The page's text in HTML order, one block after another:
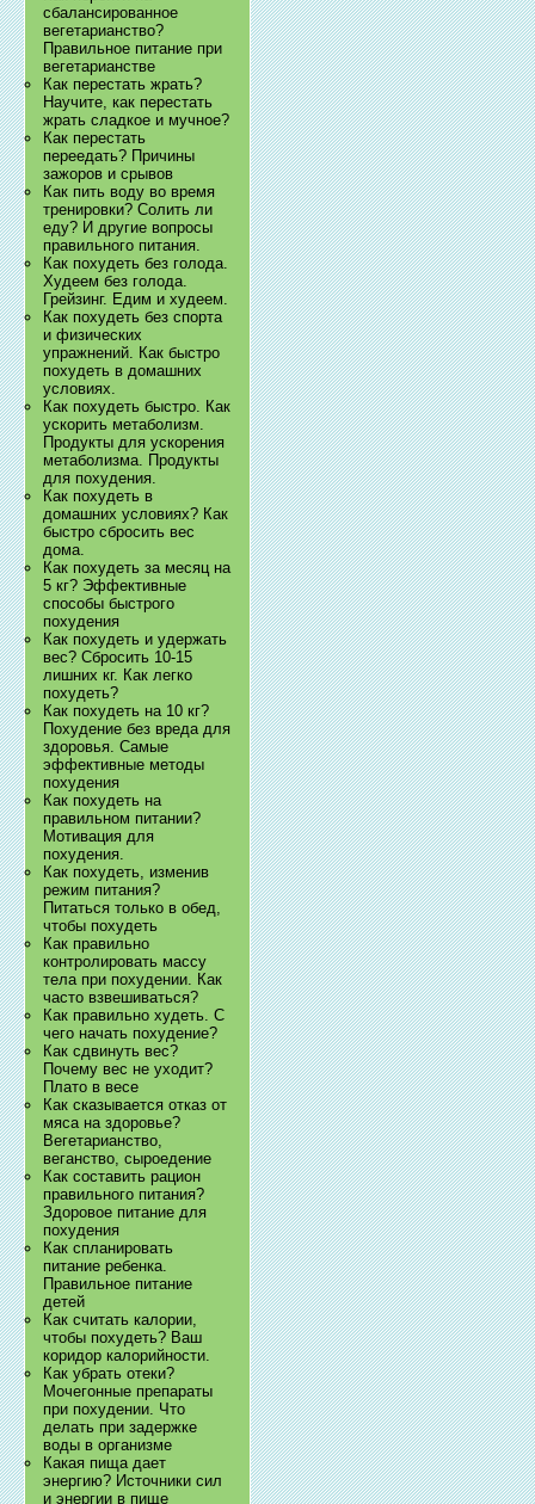
сбалансированное
вегетарианство?
Правильное питание при
вегетарианстве
Как перестать жрать?
Научите, как перестать
жрать сладкое и мучное?
Как перестать
переедать? Причины
зажоров и срывов
Как пить воду во время
тренировки? Солить ли
еду? И другие вопросы
правильного питания.
Как похудеть без голода.
Худеем без голода.
Грейзинг. Едим и худеем.
Как похудеть без спорта
и физических
упражнений. Как быстро
похудеть в домашних
условиях.
Как похудеть быстро. Как
ускорить метаболизм.
Продукты для ускорения
метаболизма. Продукты
для похудения.
Как похудеть в
домашних условиях? Как
быстро сбросить вес
дома.
Как похудеть за месяц на
5 кг? Эффективные
способы быстрого
похудения
Как похудеть и удержать
вес? Сбросить 10-15
лишних кг. Как легко
похудеть?
Как похудеть на 10 кг?
Похудение без вреда для
здоровья. Самые
эффективные методы
похудения
Как похудеть на
правильном питании?
Мотивация для
похудения.
Как похудеть, изменив
режим питания?
Питаться только в обед,
чтобы похудеть
Как правильно
контролировать массу
тела при похудении. Как
часто взвешиваться?
Как правильно худеть. С
чего начать похудение?
Как сдвинуть вес?
Почему вес не уходит?
Плато в весе
Как сказывается отказ от
мяса на здоровье?
Вегетарианство,
веганство, сыроедение
Как составить рацион
правильного питания?
Здоровое питание для
похудения
Как спланировать
питание ребенка.
Правильное питание
детей
Как считать калории,
чтобы похудеть? Ваш
коридор калорийности.
Как убрать отеки?
Мочегонные препараты
при похудении. Что
делать при задержке
воды в организме
Какая пища дает
энергию? Источники сил
и энергии в пище